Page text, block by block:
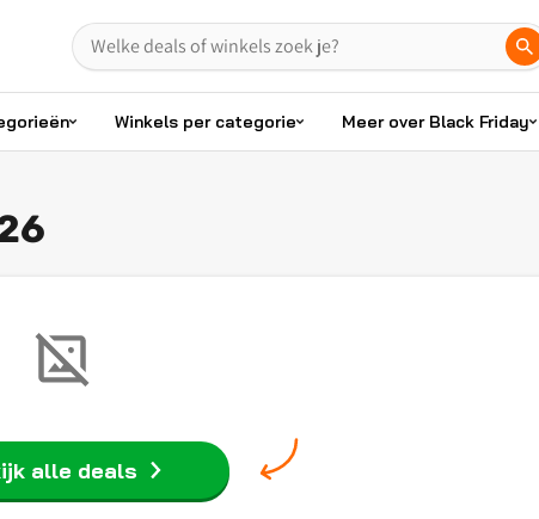
Winkels per categorie Meer over Black Friday
alle deals